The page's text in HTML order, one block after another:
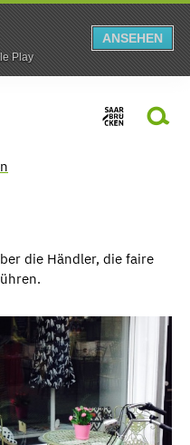
Play
ANSEHEN
die Händler, die faire